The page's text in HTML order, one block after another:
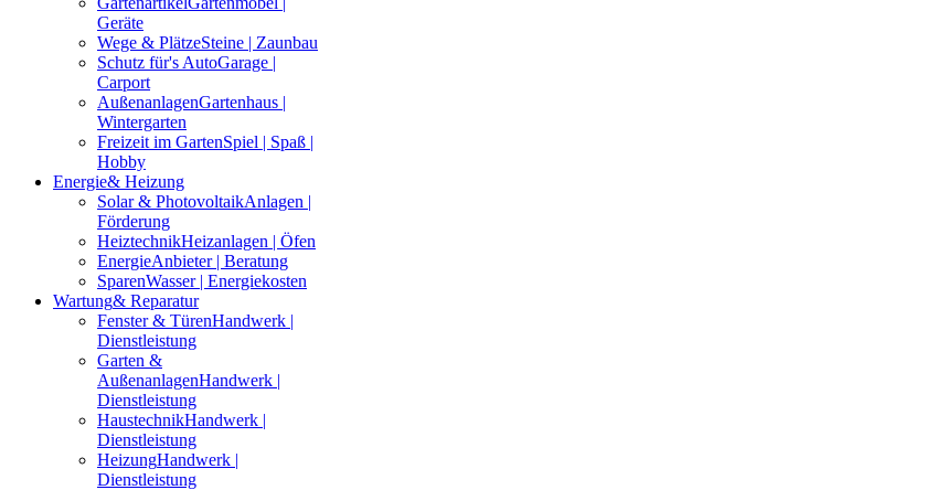
Geräte
Wege & PlätzeSteine | Zaunbau
Schutz für's AutoGarage |
Carport
AußenanlagenGartenhaus |
Wintergarten
Freizeit im GartenSpiel | Spaß |
Hobby
Energie& Heizung
Solar & PhotovoltaikAnlagen |
Förderung
HeiztechnikHeizanlagen | Öfen
EnergieAnbieter | Beratung
SparenWasser | Energiekosten
Wartung& Reparatur
Fenster & TürenHandwerk |
Dienstleistung
Garten &
AußenanlagenHandwerk |
Dienstleistung
HaustechnikHandwerk |
Dienstleistung
HeizungHandwerk |
Dienstleistung